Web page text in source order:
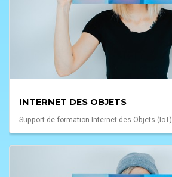
INTERNET DES OBJETS
Support de formation Internet des Objets (IoT)